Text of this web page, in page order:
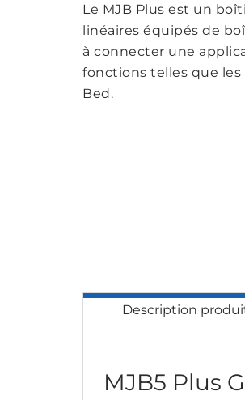
Le MJB Plus est un
linéaires équipés de
à connecter une
fonctions telles que
Bed.
Description
MJB5 Plus